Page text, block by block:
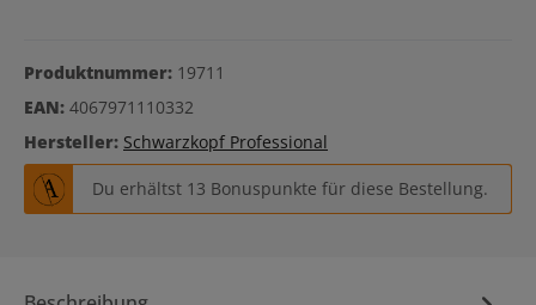
Produktnummer: 19711
EAN: 4067971110332
Hersteller: Schwarzkopf Professional
Du erhältst 13 Bonuspunkte für diese Bestellung.